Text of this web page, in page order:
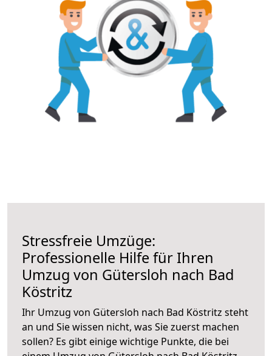
Stressfreie Umzüge:
Professionelle Hilfe für Ihren
Umzug von Gütersloh nach Bad
Köstritz
Ihr Umzug von Gütersloh nach Bad Köstritz steht
an und Sie wissen nicht, was Sie zuerst machen
sollen? Es gibt einige wichtige Punkte, die bei